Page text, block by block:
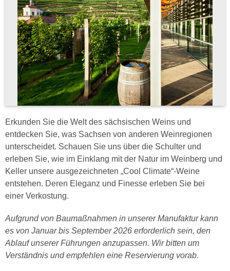
Erkunden Sie die Welt des sächsischen Weins und
entdecken Sie, was Sachsen von anderen Weinregionen
unterscheidet. Schauen Sie uns über die Schulter und
erleben Sie, wie im Einklang mit der Natur im Weinberg und
Keller unsere ausgezeichneten „Cool Climate“-Weine
entstehen. Deren Eleganz und Finesse erleben Sie bei
einer Verkostung.
Aufgrund von Baumaßnahmen in unserer Manufaktur kann
es von Januar bis September 2026 erforderlich sein, den
Ablauf unserer Führungen anzupassen. Wir bitten um
Verständnis und empfehlen eine Reservierung vorab.